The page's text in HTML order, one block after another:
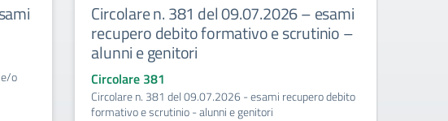
o
Circolare n. 381 del 09.07.2026 – esami
recupero debito formativo e scrutinio –
alunni e genitori
Circolare 381
Circolare n. 381 del 09.07.2026 - esami recupero debito
formativo e scrutinio - alunni e genitori